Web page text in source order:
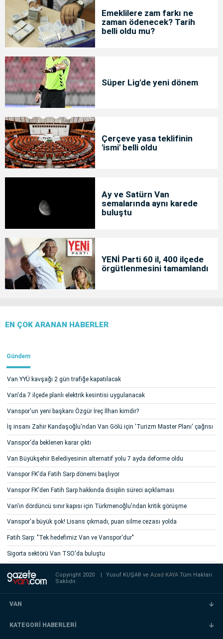
Emeklilere zam farkı ne
zaman ödenecek? Tarih
belli oldu mu?
Süper Lig'de yeni dönem
Çerçeve yasa teklifinin
'ismi' belli oldu
Ay ve Satürn Van
semalarında aynı karede
buluştu
YENİ Parti 60 il, 400 ilçede
örgütlenmesini tamamlandı
EN ÇOK ARANAN HABERLER
Gündem
Van YYÜ kavşağı 2 gün trafiğe kapatılacak
Van'da 7 ilçede planlı elektrik kesintisi uygulanacak
Vanspor'un yeni başkanı Özgür İreç İlhan kimdir?
İş insanı Zahir Kandaşoğlu'ndan Van Gölü için 'Turizm Master Planı' çağrısı
Vanspor'da beklenen karar çıktı
Van Büyükşehir Belediyesinin alternatif yolu 7 ayda deforme oldu
Vanspor FK'da Fatih Sarp dönemi başlıyor
Vanspor FK'den Fatih Sarp hakkında disiplin süreci açıklaması
Van'ın dördüncü sınır kapısı için Türkmenoğlu'ndan kritik görüşme
Vanspor'a büyük şok! Lisans çıkmadı, puan silme cezası yolda
Fatih Sarp: "Tek hedefimiz Van ve Vanspor'dur"
Sigorta sektörü Van TSO'da buluştu
Copyright 2020 Yusuf KUŞAR veAzad KAYATüm Hakları
Saklıdır.
VAN
KATEGORİ HABERLERİ